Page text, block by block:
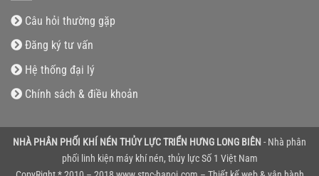
Câu hỏi thường gặp
Đăng ký tư vấn
Hệ thống đại lý
Chính sách & điều khoản
NHÀ PHÂN PHỐI KHÍ NÉN THỦY LỰC TRIỂN HƯNG LONG BIÊN - Nhà phân
phối linh kiện máy khí nén, thủy lực Số 1 Việt Nam